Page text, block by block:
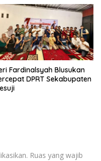
Fardinalsyah Blusukan
DPRT Sekabupaten
Ruas yang wajib